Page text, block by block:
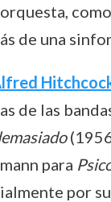
de una
de las
para
por